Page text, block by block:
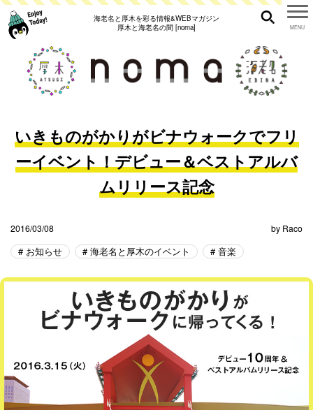
海老名と厚木を彩る情報&WEBマガジン
厚木と海老名の間 [noma]
いきものがかりがビナウォークでフリ
ーイベント！デビュー＆ベストアルバ
ムリリース記念
2016/03/08 by Raco
お知らせ 海老名と厚木のイベント 音楽